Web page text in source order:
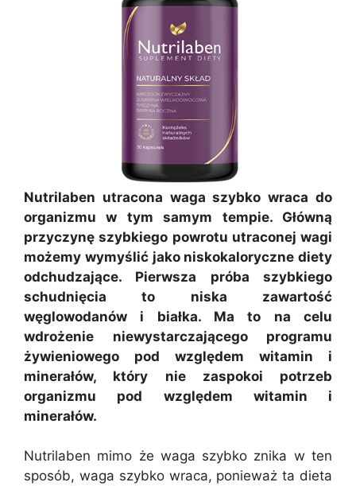
Nutrilaben utracona waga szybko wraca do
organizmu w tym samym tempie. Główną
przyczynę szybkiego powrotu utraconej wagi
możemy wymyślić jako niskokaloryczne diety
odchudzające. Pierwsza próba szybkiego
schudnięcia to niska zawartość
węglowodanów i białka. Ma to na celu
wdrożenie niewystarczającego programu
żywieniowego pod względem witamin i
minerałów, który nie zaspokoi potrzeb
organizmu pod względem witamin i
minerałów.
Nutrilaben mimo że waga szybko znika w ten
sposób, waga szybko wraca, ponieważ ta dieta